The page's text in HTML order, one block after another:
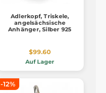
Adlerkopf, Triskele,
angelsächsische
Anhänger, Silber 925
$99.60
Auf Lager
-12%